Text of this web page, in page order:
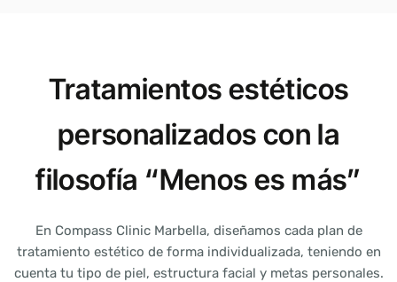
Tratamientos estéticos
personalizados con la
filosofía “Menos es más”
En Compass Clinic Marbella, diseñamos cada plan de
tratamiento estético de forma individualizada, teniendo en
cuenta tu tipo de piel, estructura facial y metas personales.